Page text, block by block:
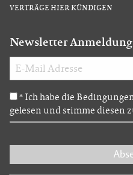
VERTRÄGE HIER KÜNDIGEN
Newsletter Anmeldung
* Ich habe die
gelesen und stimme diesen